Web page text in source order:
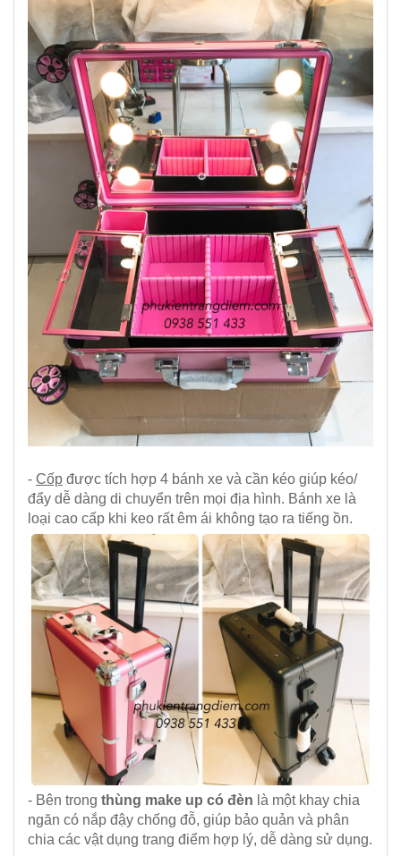
- Cốp được tích hợp 4 bánh xe và cần kéo giúp kéo/
đẩy dễ dàng di chuyển trên mọi địa hình. Bánh xe là
loại cao cấp khi keo rất êm ái không tạo ra tiếng ồn.
- Bên trong thùng make up có đèn là một khay chia
ngăn có nắp đậy chống đỗ, giúp bảo quản và phân
chia các vật dụng trang điểm hợp lý, dễ dàng sử dụng.